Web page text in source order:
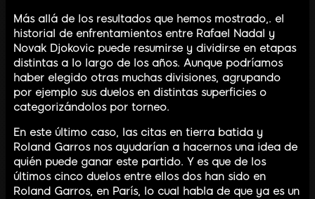
Más allá de los resultados que hemos mostrado,. el
historial de enfrentamientos entre Rafael Nadal y
Novak Djokovic puede resumirse y dividirse en etapas
distintas a lo largo de los años. Aunque podríamos
haber elegido otras muchas divisiones, agrupando
por ejemplo sus duelos en distintas superficies o
categorizándolos por torneo.
En este último caso, las citas en tierra batida y
Roland Garros nos ayudarían a hacernos una idea de
quién puede ganar este partido. Y es que de los
últimos cinco duelos entre ellos dos han sido en
Roland Garros, en París, lo cual habla de que ya es un